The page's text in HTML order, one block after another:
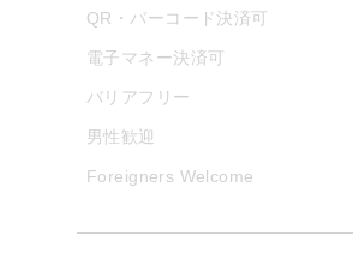
QR・バーコード決済可
電子マネー決済可
バリアフリー
男性歓迎
Foreigners Welcome